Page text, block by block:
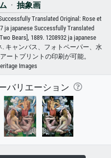
· 抽象画
Translated Original: Rose et
ja japanese Successfully Translated
Bears], 1889. 1208932 ja japanese
. キャンバス、フォトペーパー、水
ートプリントの印刷が可能。
Images
バリエーション